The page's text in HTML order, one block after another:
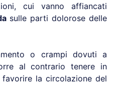
cui vanno affiancati
sulle parti dolorose delle
o crampi dovuti a
al contrario tenere in
la circolazione del